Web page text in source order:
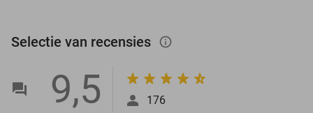
Selectie van recensies info_outlined
9,5 176